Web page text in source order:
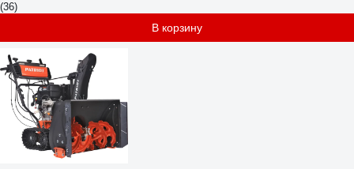
(36)
В корзину